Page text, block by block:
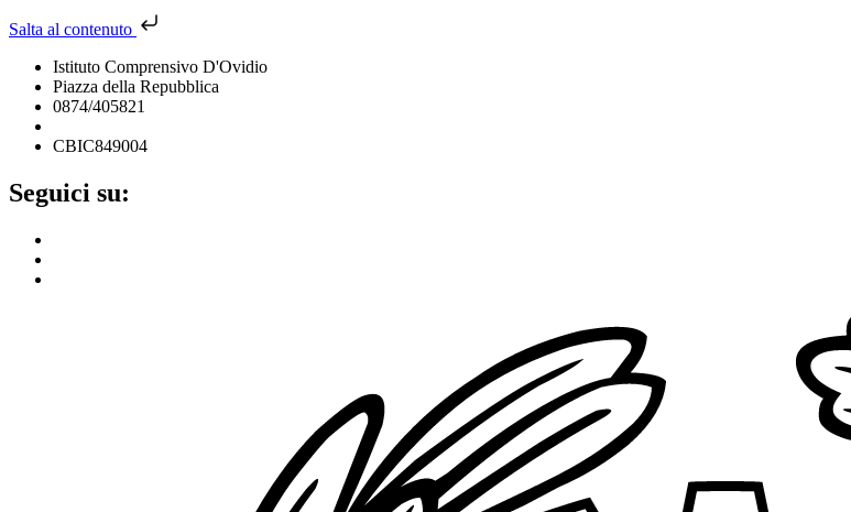
Salta al contenuto
Istituto Comprensivo D'Ovidio
Piazza della Repubblica
0874/405821
CBIC849004
Seguici su: